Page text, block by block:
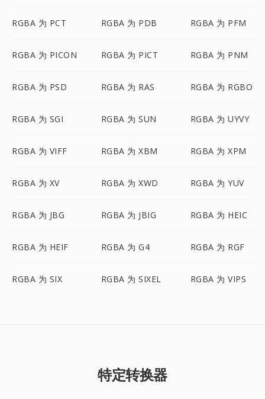
RGBA 为 PCT RGBA 为 PDB RGBA 为 PFM
RGBA 为 PICON RGBA 为 PICT RGBA 为 PNM
RGBA 为 PSD RGBA 为 RAS RGBA 为 RGBO
RGBA 为 SGI RGBA 为 SUN RGBA 为 UYVY
RGBA 为 VIFF RGBA 为 XBM RGBA 为 XPM
RGBA 为 XV RGBA 为 XWD RGBA 为 YUV
RGBA 为 JBG RGBA 为 JBIG RGBA 为 HEIC
RGBA 为 HEIF RGBA 为 G4 RGBA 为 RGF
RGBA 为 SIX RGBA 为 SIXEL RGBA 为 VIPS
特定转换器